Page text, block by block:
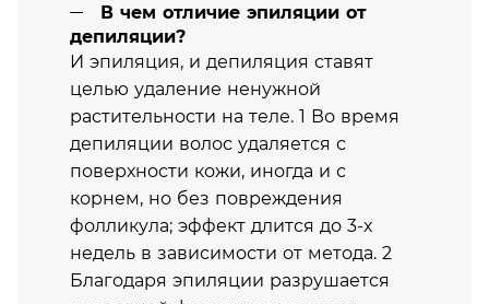
В чем отличие эпиляции от
депиляции?
И эпиляция, и депиляция ставят
целью удаление ненужной
растительности на теле. 1 Во время
депиляции волос удаляется с
поверхности кожи, иногда и с
корнем, но без повреждения
фолликула; эффект длится до 3-х
недель в зависимости от метода. 2
Благодаря эпиляции разрушается